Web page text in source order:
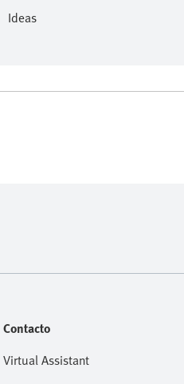
Ideas
Contacto
Virtual Assistant